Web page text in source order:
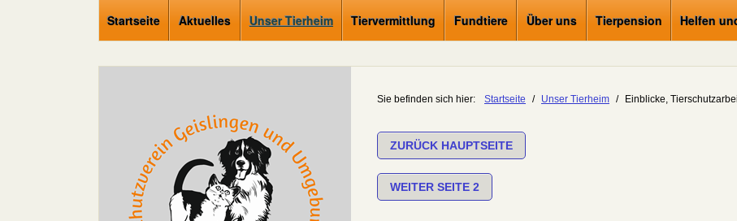
Startseite Aktuelles Unser Tierheim Tiervermittlung Fundtiere Über uns Tierpension Helfen
Sie befinden sich hier: Startseite / Unser Tierheim / Einblicke,
ZURÜCK HAUPTSEITE
WEITER SEITE 2